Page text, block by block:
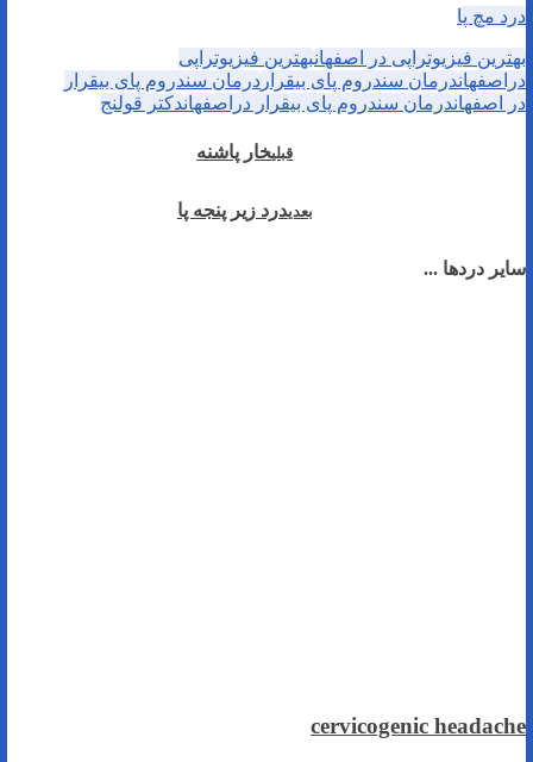
درد مچ پا
بهترین فیزیوتراپی در اصفهانبهترین فیزیوتراپی
دراصفهاندرمان سندروم پای بیقرار درمان سندروم پای بیقرار
در اصفهاندرمان سندروم پای بیقرار دراصفهاندکتر قولنج
قبلیخار پاشنه
بعدیدرد زیر پنجه پا
سایر دردها ...
cervicogenic headache